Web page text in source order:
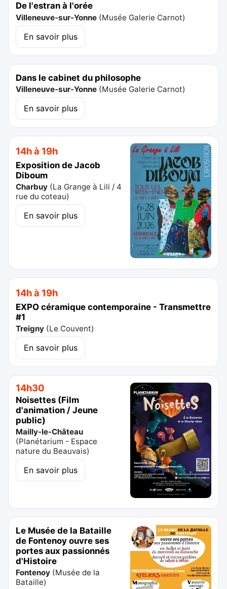
De l'estran à l'orée
Villeneuve-sur-Yonne (Musée Galerie Carnot)
En savoir plus
Dans le cabinet du philosophe
Villeneuve-sur-Yonne (Musée Galerie Carnot)
En savoir plus
14h à 19h
Exposition de Jacob
Diboum
Charbuy (La Grange à Lili / 4
rue du coteau)
En savoir plus
14h à 19h
EXPO céramique contemporaine - Transmettre
#1
Treigny (Le Couvent)
En savoir plus
14h30
Noisettes (Film
d'animation / Jeune
public)
Mailly-le-Château
(Planétarium - Espace
nature du Beauvais)
En savoir plus
Le Musée de la Bataille
de Fontenoy ouvre ses
portes aux passionnés
d'Histoire
Fontenoy (Musée de la
Bataille)